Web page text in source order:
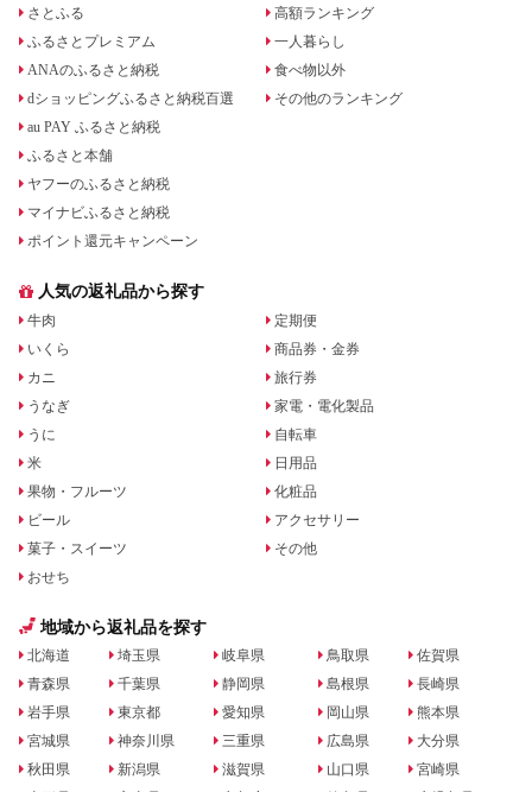
さとふる
ふるさとプレミアム
ANAのふるさと納税
dショッピングふるさと納税百選
au PAY ふるさと納税
ふるさと本舗
ヤフーのふるさと納税
マイナビふるさと納税
ポイント還元キャンペーン
高額ランキング
一人暮らし
食べ物以外
その他のランキング
人気の返礼品から探す
牛肉
いくら
カニ
うなぎ
うに
米
果物・フルーツ
ビール
菓子・スイーツ
おせち
定期便
商品券・金券
旅行券
家電・電化製品
自転車
日用品
化粧品
アクセサリー
その他
地域から返礼品を探す
北海道
青森県
岩手県
宮城県
秋田県
埼玉県
千葉県
東京都
神奈川県
新潟県
岐阜県
静岡県
愛知県
三重県
滋賀県
鳥取県
島根県
岡山県
広島県
山口県
佐賀県
長崎県
熊本県
大分県
宮崎県